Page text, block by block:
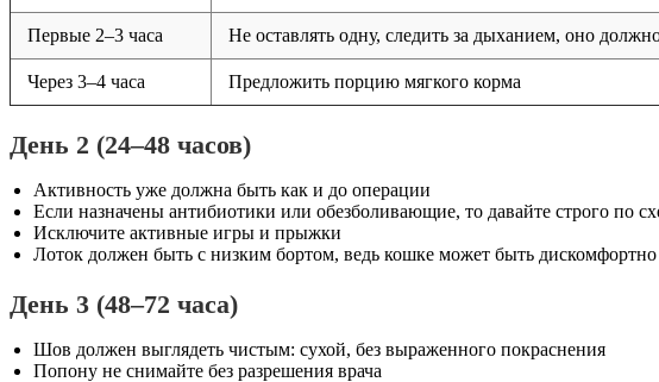
Первые 2–3 часа Не оставлять одну, следить за дыханием, оно
Через 3–4 часа Предложить порцию мягкого корма
День 2 (24–48 часов)
Активность уже должна быть как и до операции
Если назначены антибиотики или обезболивающие, то давайте строго по
Исключите активные игры и прыжки
Лоток должен быть с низким бортом, ведь кошке может быть дискомфортно
День 3 (48–72 часа)
Шов должен выглядеть чистым: сухой, без выраженного покраснения
Попону не снимайте без разрешения врача